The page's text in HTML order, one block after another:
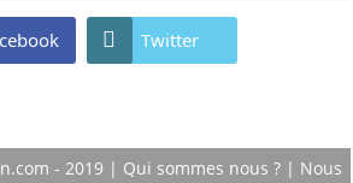
 Twitter
- 2019 | Qui sommes nous ? | Nous